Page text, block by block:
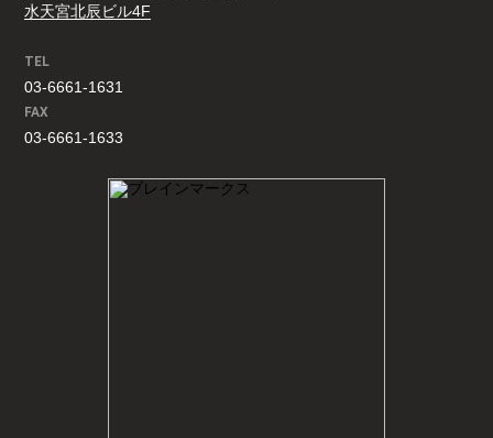
水天宮北辰ビル4F
TEL
03-6661-1631
FAX
03-6661-1633